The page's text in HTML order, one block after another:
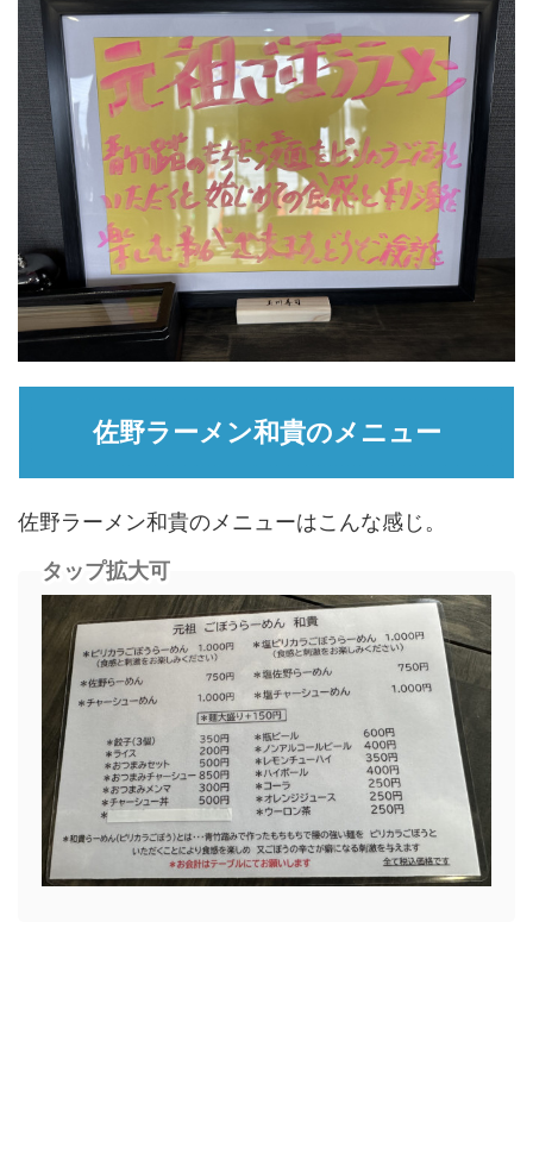
佐野ラーメン和貴のメニュー
佐野ラーメン和貴のメニューはこんな感じ。
タップ拡大可